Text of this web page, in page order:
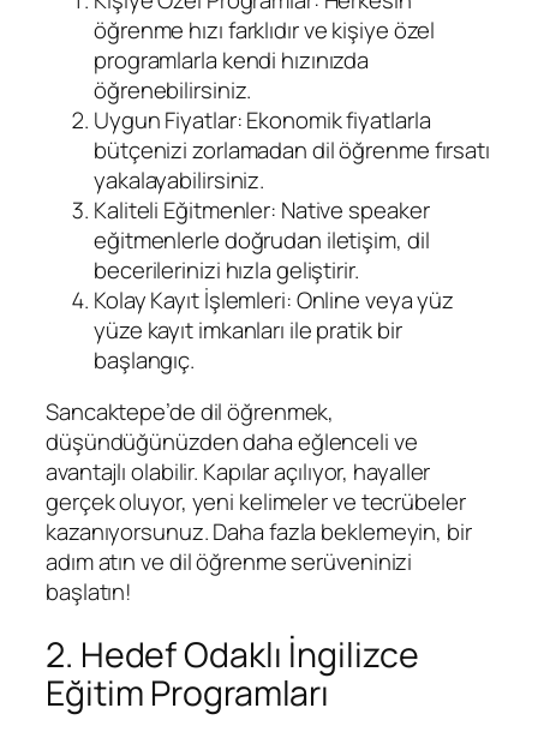
öğrenme hızı farklıdır ve kişiye özel
programlarla kendi hızınızda
öğrenebilirsiniz.
Uygun Fiyatlar: Ekonomik fiyatlarla
bütçenizi zorlamadan dil öğrenme fırsatı
yakalayabilirsiniz.
Kaliteli Eğitmenler: Native speaker
eğitmenlerle doğrudan iletişim, dil
becerilerinizi hızla geliştirir.
Kolay Kayıt İşlemleri: Online veya yüz
yüze kayıt imkanları ile pratik bir
başlangıç.
Sancaktepe’de dil öğrenmek,
düşündüğünüzden daha eğlenceli ve
avantajlı olabilir. Kapılar açılıyor, hayaller
gerçek oluyor, yeni kelimeler ve tecrübeler
kazanıyorsunuz. Daha fazla beklemeyin, bir
adım atın ve dil öğrenme serüveninizi
başlatın!
2. Hedef Odaklı İngilizce
Eğitim Programları